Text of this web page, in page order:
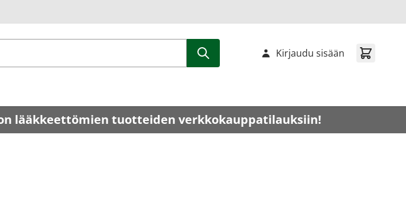
Kirjaudu sisään
lääkkeettömien tuotteiden verkkokauppatilauksiin!